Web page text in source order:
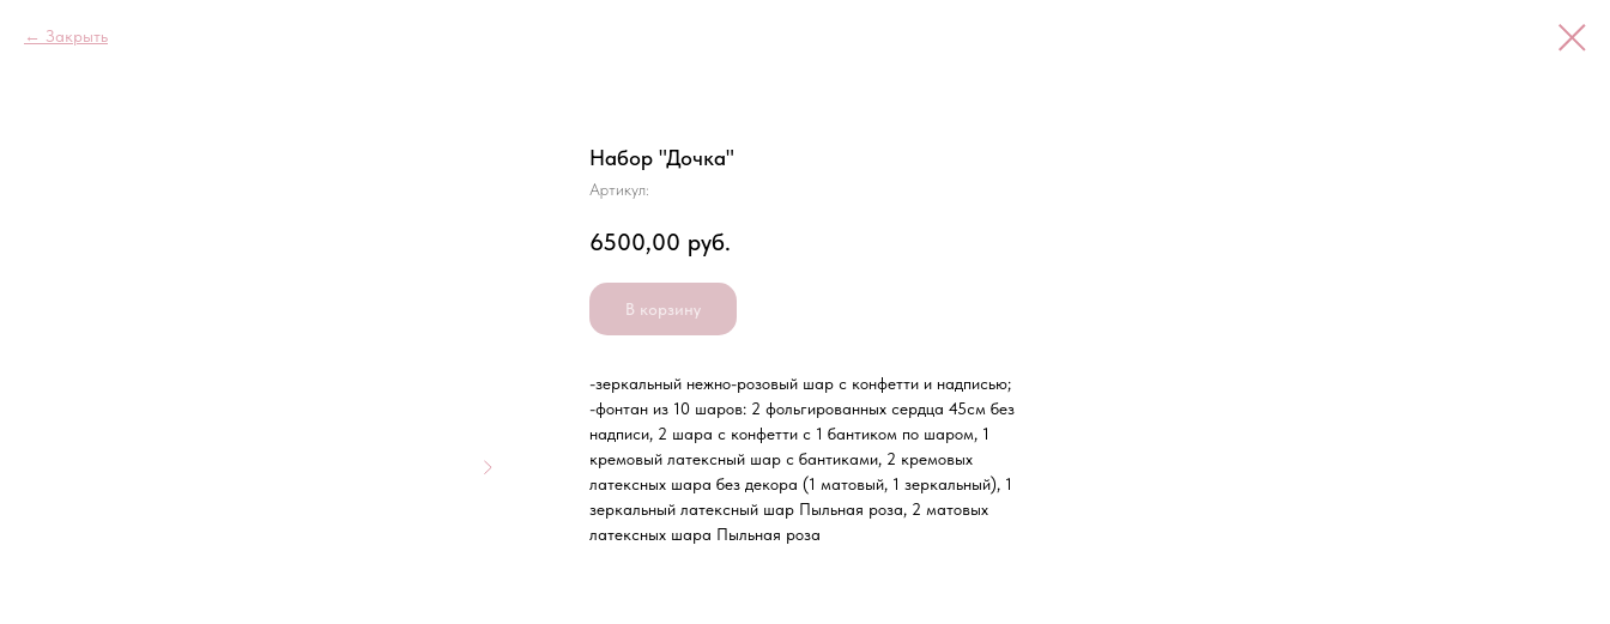
Закрыть
Набор "Дочка"
Артикул:
6500,00 руб.
В корзину
-зеркальный нежно-розовый шар с конфетти и надписью;
-фонтан из 10 шаров: 2 фольгированных сердца 45см без
надписи, 2 шара с конфетти с 1 бантиком по шаром, 1
кремовый латексный шар с бантиками, 2 кремовых
латексных шара без декора (1 матовый, 1 зеркальный), 1
зеркальный латексный шар Пыльная роза, 2 матовых
латексных шара Пыльная роза